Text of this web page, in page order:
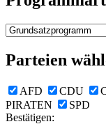
Parteien
AFD CDU
PIRATEN
SPD
Bestätigen: